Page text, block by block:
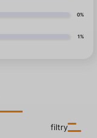
0%
1%
filtry